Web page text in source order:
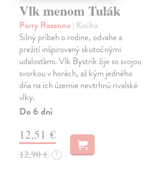
Vlk menom Tulák
Parry Rosanne | Kniha
Silný príbeh o rodine, odvahe a
prežití inšpirovaný skutočnými
udalosťami. Vlk Bystrík žije so svojou
svorkou v horách, až kým jedného
dňa na ich územie nevtrhnú rivalské
vlky.
Do 6 dní
12,51 €
12,90 € ?